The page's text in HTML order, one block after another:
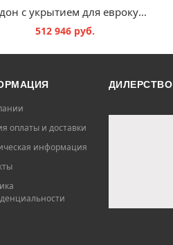
Поддон с укрытием для еврокубов BB2C
512 946 руб.
оплаты и доставки
информация
ДИЛЕРСТВО